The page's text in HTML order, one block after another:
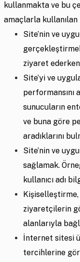
kullanmakta ve bu
amaçlarla kullanılan
Site’nin ve
ziyaret
Site’yi ve
performansını
sunucuların
ve buna göre
aradıklarını
Site’nin ve
sağlamak.
kullanıcı adı
ziyaretçilerin
alanlarıyla
İnternet sitesi
tercihlerine